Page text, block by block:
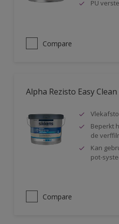
PU
Compare
Alpha Rezisto Easy
Beperkt
de
Kan
pot-
Compare